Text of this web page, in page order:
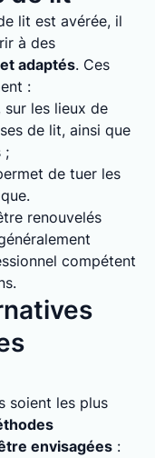
lit est avérée, il
à des
adaptés. Ces
:
sur les lieux de
de lit, ainsi que
;
de tuer les
renouvelés
compétent
soient les plus
envisagées :